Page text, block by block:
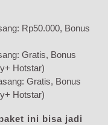
Rp50.000, Bonus
Gratis, Bonus
Hotstar)
Gratis, Bonus
Hotstar)
ini bisa jadi